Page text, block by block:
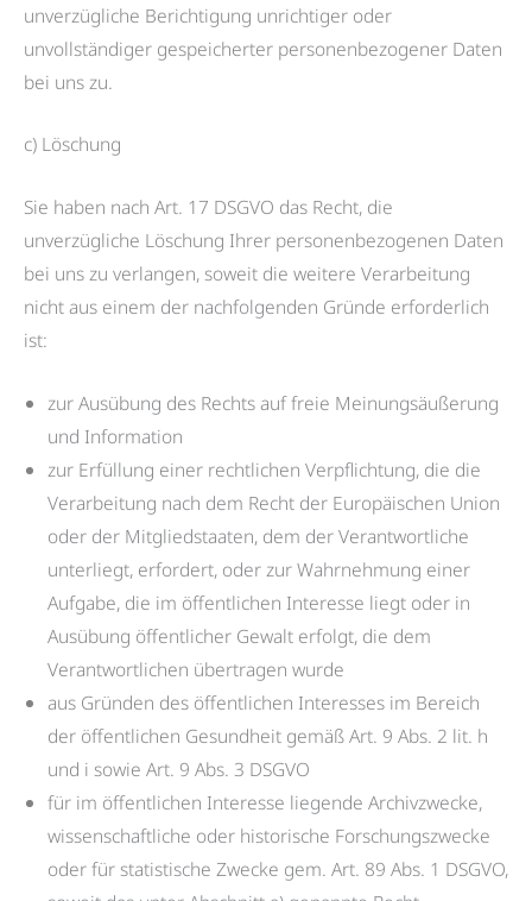
unverzügliche Berichtigung unrichtiger oder
unvollständiger gespeicherter personenbezogener Daten
bei uns zu.
c) Löschung
Sie haben nach Art. 17 DSGVO das Recht, die
unverzügliche Löschung Ihrer personenbezogenen Daten
bei uns zu verlangen, soweit die weitere Verarbeitung
nicht aus einem der nachfolgenden Gründe erforderlich
ist:
zur Ausübung des Rechts auf freie Meinungsäußerung
und Information
zur Erfüllung einer rechtlichen Verpflichtung, die die
Verarbeitung nach dem Recht der Europäischen Union
oder der Mitgliedstaaten, dem der Verantwortliche
unterliegt, erfordert, oder zur Wahrnehmung einer
Aufgabe, die im öffentlichen Interesse liegt oder in
Ausübung öffentlicher Gewalt erfolgt, die dem
Verantwortlichen übertragen wurde
aus Gründen des öffentlichen Interesses im Bereich
der öffentlichen Gesundheit gemäß Art. 9 Abs. 2 lit. h
und i sowie Art. 9 Abs. 3 DSGVO
für im öffentlichen Interesse liegende Archivzwecke,
wissenschaftliche oder historische Forschungszwecke
oder für statistische Zwecke gem. Art. 89 Abs. 1 DSGVO,